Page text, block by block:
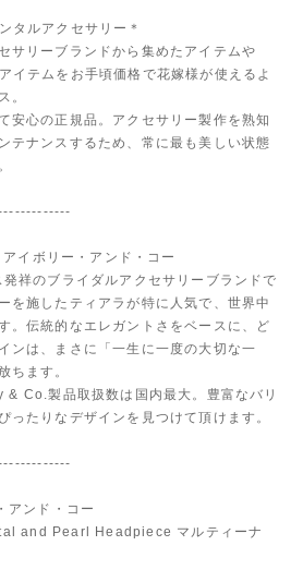
タルアクセサリー＊
サリーブランドから集めたアイテムや
イテムをお手頃価格で花嫁様が使えるよ
。
安心の正規品。アクセサリー製作を熟知
テナンスするため、常に最も美しい状態
イボリー・アンド・コー
祥のブライダルアクセサリーブランドで
を施したティアラが特に人気で、世界中
。伝統的なエレガントさをベースに、ど
ンは、まさに「一生に一度の大切な一
ちます。
Co.製品取扱数は国内最大。豊富なバリ
ったりなデザインを見つけて頂けます。
アンド・コー
and Pearl Headpiece マルティーナ